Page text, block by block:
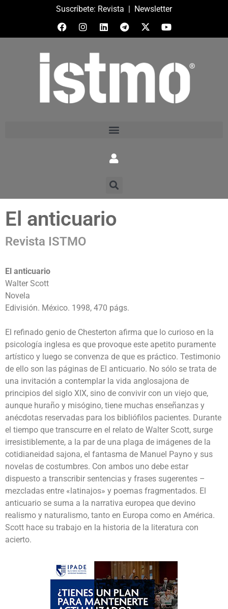
Suscríbete: Revista | Newsletter
El anticuario
Revista ISTMO
El anticuario
Walter Scott
Novela
Edivisión. México. 1998, 470 págs.
El refinado genio de Chesterton afirma que lo curioso en la
psicología inglesa es que provoque este apetito puramente
artístico y luego se convenza de que es práctico. Testimonio
de ello son las páginas de El anticuario. No sólo se trata de
una invitación a contemplar la vida anglosajona de
principios del siglo XIX, sino de convivir con un viejo que,
aunque huraño y misógino, tiene muchas enseñanzas y
anécdotas reservadas para los bibliófilos pacientes. Durante
el tiempo que transcurre en el relato de Walter Scott, surge
irresistiblemente, a la par de una plaga de imágenes de la
cotidianeidad sajona, el fantasma de Manuel Payno y sus
novelas de costumbres. Con ambos uno debe estar
dispuesto a transcribir sentencias y frases sugerentes –
mezcladas entre «latinajos» y poemas fragmentados. El
anticuario se suma a la narrativa europea que devino
realismo y naturalismo, tanto en Europa como en América.
Scott hace su trabajo en la historia de la literatura con
acierto.